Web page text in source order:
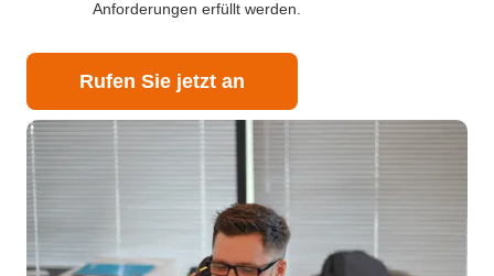
Anforderungen erfüllt werden.
Rufen Sie jetzt an